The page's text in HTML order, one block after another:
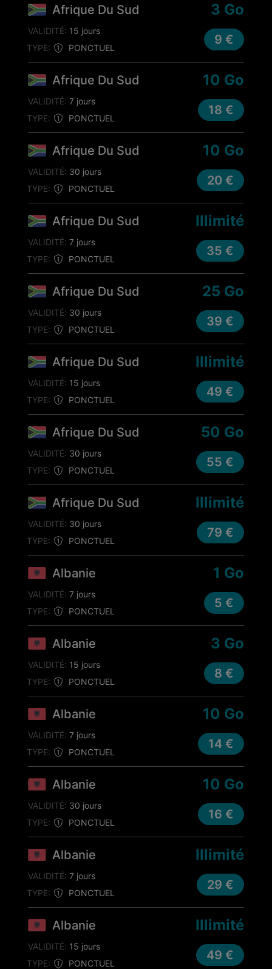
Afrique Du Sud
TYPE: PONCTUEL
3 Go
VALIDITÉ: 15 jours
9 €
Afrique Du Sud
TYPE: PONCTUEL
10 Go
VALIDITÉ: 7 jours
18 €
Afrique Du Sud
TYPE: PONCTUEL
10 Go
VALIDITÉ: 30 jours
20 €
Afrique Du Sud
TYPE: PONCTUEL
Illimité
VALIDITÉ: 7 jours
35 €
Afrique Du Sud
TYPE: PONCTUEL
25 Go
VALIDITÉ: 30 jours
39 €
Afrique Du Sud
TYPE: PONCTUEL
Illimité
VALIDITÉ: 15 jours
49 €
Afrique Du Sud
TYPE: PONCTUEL
50 Go
VALIDITÉ: 30 jours
55 €
Afrique Du Sud
TYPE: PONCTUEL
Illimité
VALIDITÉ: 30 jours
79 €
Albanie
TYPE: PONCTUEL
1 Go
VALIDITÉ: 7 jours
5 €
Albanie
TYPE: PONCTUEL
3 Go
VALIDITÉ: 15 jours
8 €
Albanie
TYPE: PONCTUEL
10 Go
VALIDITÉ: 7 jours
14 €
Albanie
TYPE: PONCTUEL
10 Go
VALIDITÉ: 30 jours
16 €
Albanie
TYPE: PONCTUEL
Illimité
VALIDITÉ: 7 jours
29 €
Albanie
TYPE: PONCTUEL
Illimité
VALIDITÉ: 15 jours
49 €